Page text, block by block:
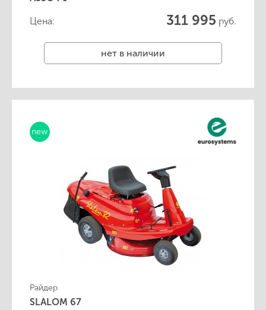
Цена: 311 995 руб.
нет в наличии
new
Райдер
SLALOM 67